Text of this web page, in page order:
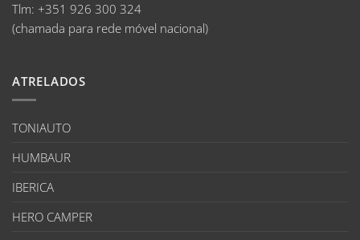
Tlm: +351 926 300 324
(chamada para rede móvel nacional)
ATRELADOS
TONIAUTO
HUMBAUR
IBERICA
HERO CAMPER